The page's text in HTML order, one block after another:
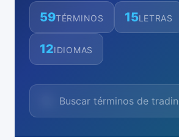
59TÉRMINOS 15LETRAS
12IDIOMAS